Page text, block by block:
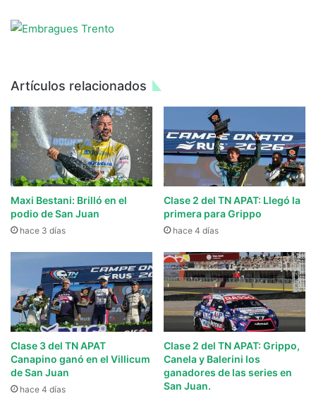
Artículos relacionados
Maxi Bestani: Brilló en el
podio de San Juan
hace 3 días
Clase 2 del TN APAT: Llegó la
primera para Grippo
hace 4 días
Clase 3 del TN APAT
Canapino ganó en el Villicum
de San Juan
hace 4 días
Clase 2 del TN APAT: Grippo,
Canela y Balerini los
ganadores de las series en
San Juan.